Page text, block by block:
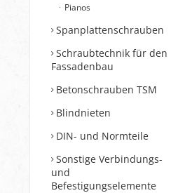
Pianos
Spanplattenschrauben
Schraubtechnik für den
Fassadenbau
Betonschrauben TSM
Blindnieten
DIN- und Normteile
Sonstige Verbindungs-
und
Befestigungselemente